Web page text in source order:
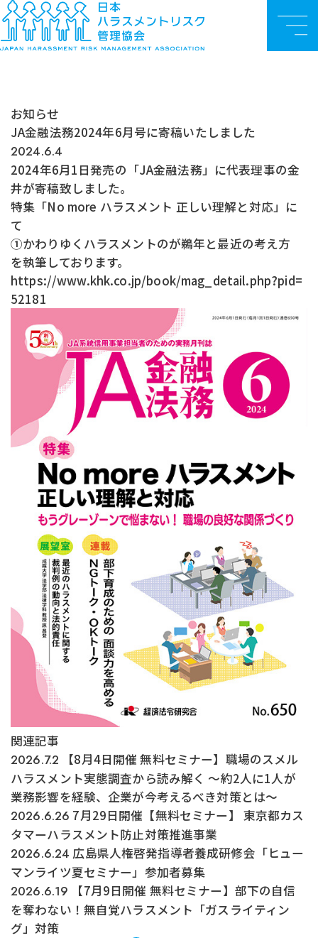
お知らせ
TOPお知らせJA金融法務2024年6月号に寄稿いたしました
お知らせ
JA金融法務2024年6月号に寄稿いたしました
2024.6.4
2024年6月1日発売の「JA金融法務」に代表理事の金
井が寄稿致しました。
特集「No more ハラスメント 正しい理解と対応」に
て
①かわりゆくハラスメントのが鵜年と最近の考え方
を執筆しております。
https://www.khk.co.jp/book/mag_detail.php?pid=
52181
関連記事
2026.7.2 【8月4日開催 無料セミナー】職場のスメル
ハラスメント実態調査から読み解く ～約2人に1人が
業務影響を経験、企業が今考えるべき対策とは～
2026.6.26 7月29日開催【無料セミナー】 東京都カス
タマーハラスメント防止対策推進事業
2026.6.24 広島県人権啓発指導者養成研修会「ヒュー
マンライツ夏セミナー」参加者募集
2026.6.19 【7月9日開催 無料セミナー】部下の自信
を奪わない！無自覚ハラスメント「ガスライティン
グ」対策